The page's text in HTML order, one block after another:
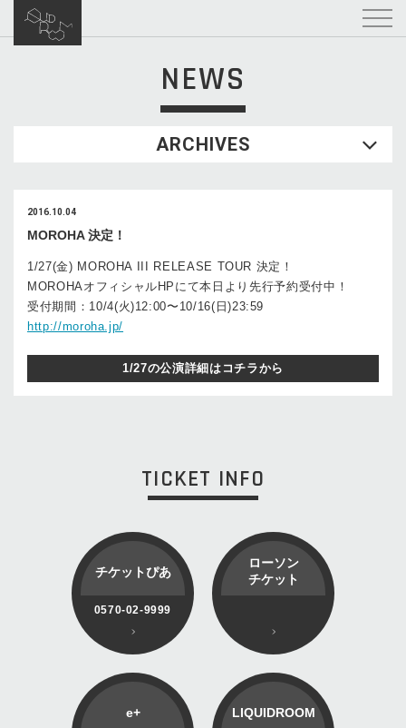
NEWS
ARCHIVES
2016.10.04
MOROHA 決定！
1/27(金) MOROHA III RELEASE TOUR 決定！
MOROHAオフィシャルHPにて本日より先行予約受付中！
受付期間：10/4(火)12:00〜10/16(日)23:59
http://moroha.jp/
1/27の公演詳細はコチラから
TICKET INFO
チケットぴあ
0570-02-9999
ローソン
チケット
e+ LIQUIDROOM